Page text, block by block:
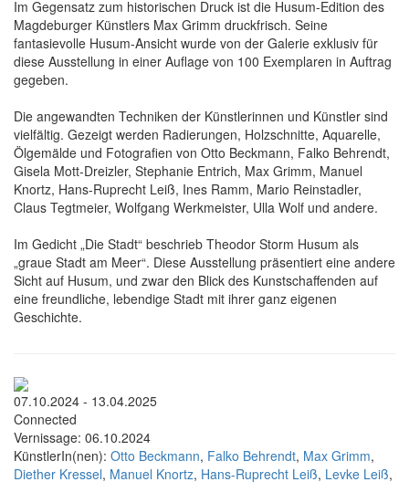
Im Gegensatz zum historischen Druck ist die Husum-Edition des
Magdeburger Künstlers Max Grimm druckfrisch. Seine
fantasievolle Husum-Ansicht wurde von der Galerie exklusiv für
diese Ausstellung in einer Auflage von 100 Exemplaren in Auftrag
gegeben.
Die angewandten Techniken der Künstlerinnen und Künstler sind
vielfältig. Gezeigt werden Radierungen, Holzschnitte, Aquarelle,
Ölgemälde und Fotografien von Otto Beckmann, Falko Behrendt,
Gisela Mott-Dreizler, Stephanie Entrich, Max Grimm, Manuel
Knortz, Hans-Ruprecht Leiß, Ines Ramm, Mario Reinstadler,
Claus Tegtmeier, Wolfgang Werkmeister, Ulla Wolf und andere.
Im Gedicht „Die Stadt“ beschrieb Theodor Storm Husum als
„graue Stadt am Meer“. Diese Ausstellung präsentiert eine andere
Sicht auf Husum, und zwar den Blick des Kunstschaffenden auf
eine freundliche, lebendige Stadt mit ihrer ganz eigenen
Geschichte.
07.10.2024 - 13.04.2025
Connected
Vernissage: 06.10.2024
KünstlerIn(nen): Otto Beckmann, Falko Behrendt, Max Grimm,
Diether Kressel, Manuel Knortz, Hans-Ruprecht Leiß, Levke Leiß,